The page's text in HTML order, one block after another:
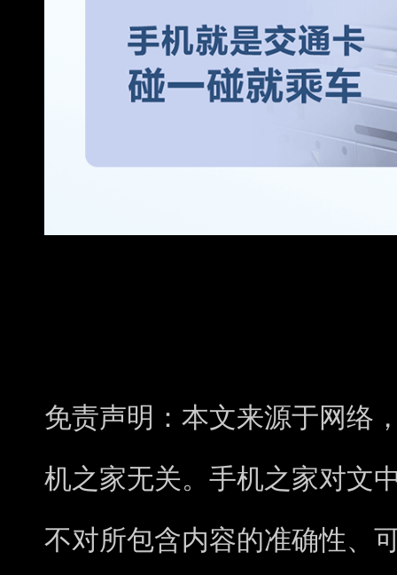
免责声明：本文来源于网络
机之家无关。手机之家对文
不对所包含内容的准确性、